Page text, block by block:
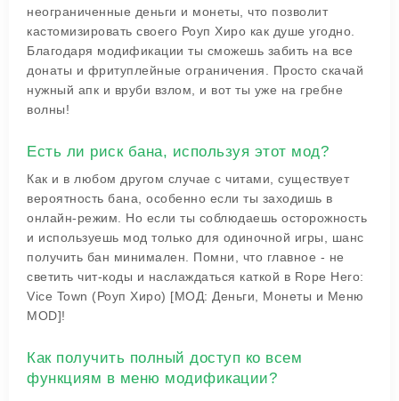
неограниченные деньги и монеты, что позволит
кастомизировать своего Роуп Хиро как душе угодно.
Благодаря модификации ты сможешь забить на все
донаты и фритуплейные ограничения. Просто скачай
нужный апк и вруби взлом, и вот ты уже на гребне
волны!
Есть ли риск бана, используя этот мод?
Как и в любом другом случае с читами, существует
вероятность бана, особенно если ты заходишь в
онлайн-режим. Но если ты соблюдаешь осторожность
и используешь мод только для одиночной игры, шанс
получить бан минимален. Помни, что главное - не
светить чит-коды и наслаждаться каткой в Rope Hero:
Vice Town (Роуп Хиро) [МОД: Деньги, Монеты и Меню
MOD]!
Как получить полный доступ ко всем
функциям в меню модификации?